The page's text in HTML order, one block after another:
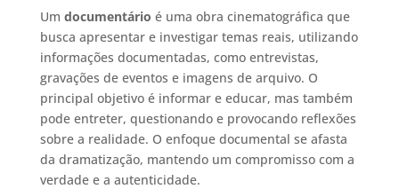
Um documentário é uma obra cinematográfica que
busca apresentar e investigar temas reais, utilizando
informações documentadas, como entrevistas,
gravações de eventos e imagens de arquivo. O
principal objetivo é informar e educar, mas também
pode entreter, questionando e provocando reflexões
sobre a realidade. O enfoque documental se afasta
da dramatização, mantendo um compromisso com a
verdade e a autenticidade.